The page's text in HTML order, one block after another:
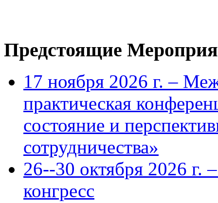
Предстоящие
17 ноября 2026 г. –
практическая
состояние и
сотрудничества»
26--30 октября 2026 г.
конгресс